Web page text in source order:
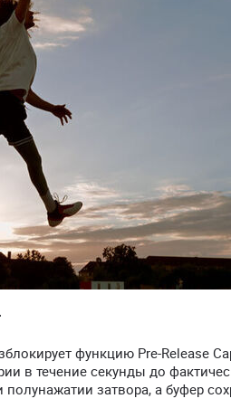
функцию Pre-Release
в течение секунды до
полунажатии затвора, а буфер